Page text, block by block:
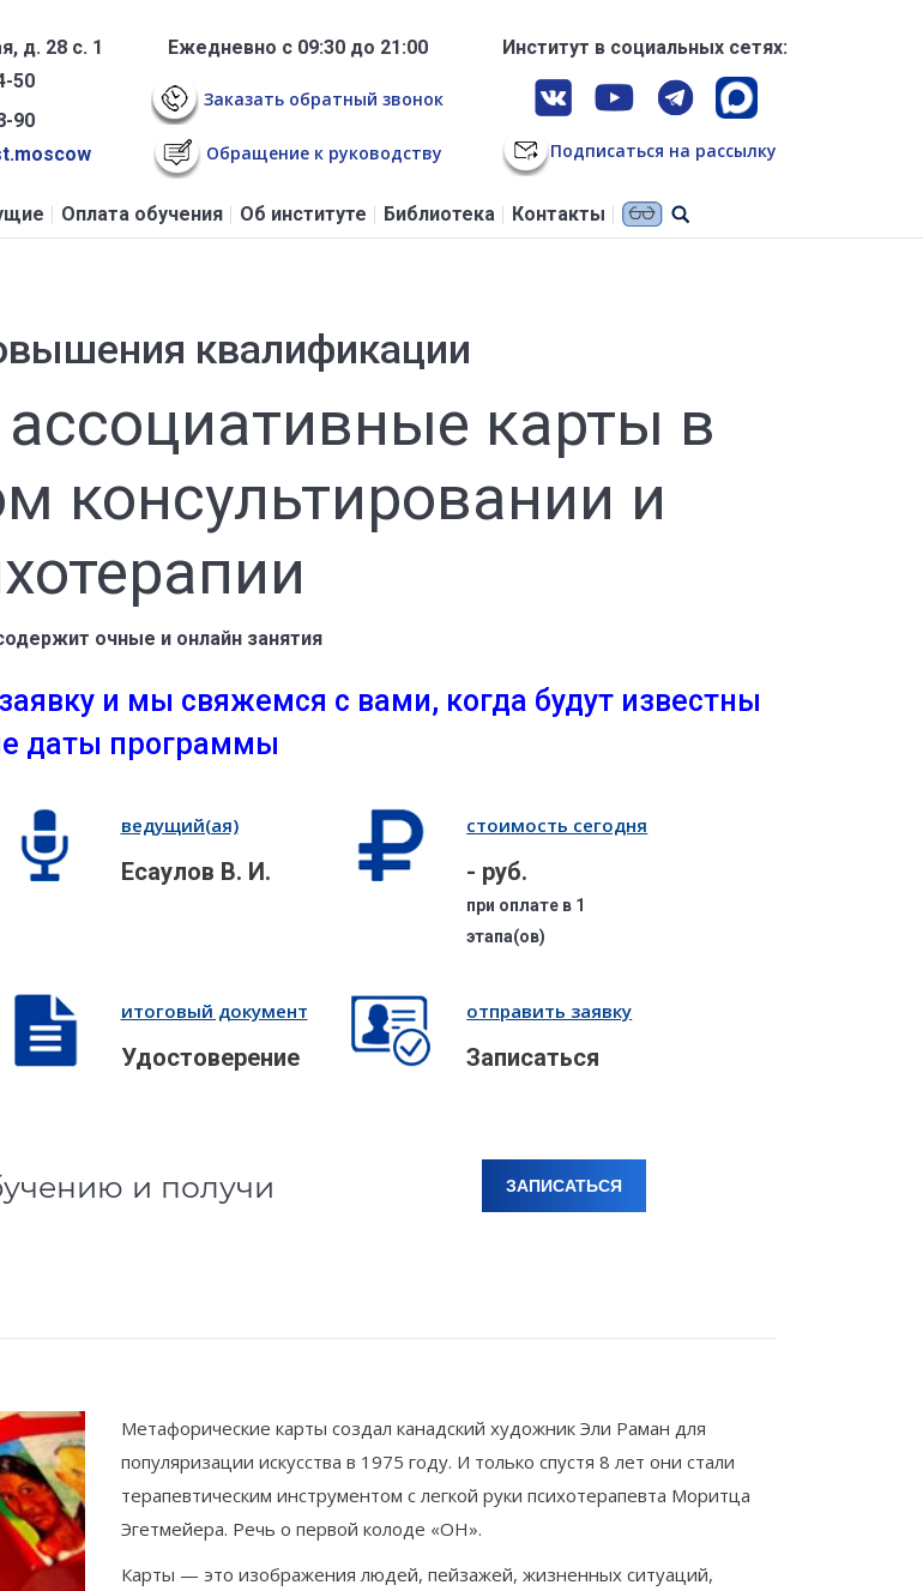
д. 28 с. 1
50
90
Ежедневно с 09:30 до 21:00
Заказать обратный звонок
Обращение к руководству
Институт в социальных сетях:
Подписаться на рассылку
Оплата обучения Об институте Библиотека Контакты
квалификации
карты в
консультировании и
очные и онлайн занятия
и мы свяжемся с вами, когда будут известны
даты программы
ведущий(ая)
Есаулов В. И.
стоимость сегодня
- руб.
при оплате в 1
этапа(ов)
итоговый документ
Удостоверение
отправить заявку
Записаться
и получи
ЗАПИСАТЬСЯ
Метафорические карты создал канадский художник Эли Раман для
популяризации искусства в 1975 году. И только спустя 8 лет они стали
терапевтическим инструментом с легкой руки психотерапевта Моритца
Эгетмейера. Речь о первой колоде «ОН».
Карты — это изображения людей, пейзажей, жизненных ситуаций,